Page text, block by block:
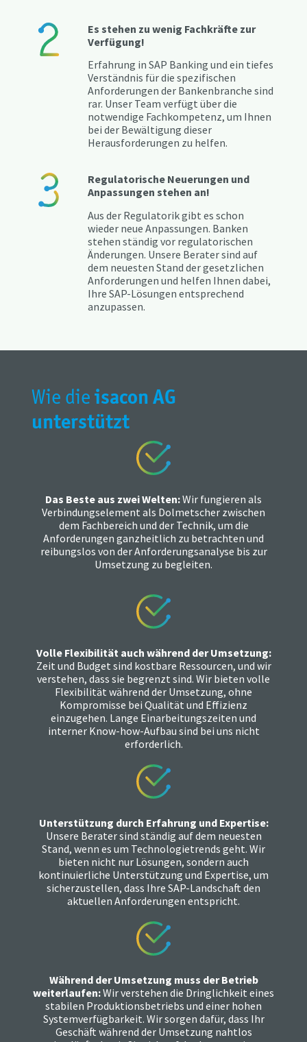
Es stehen zu wenig Fachkräfte zur
Verfügung!
Erfahrung in SAP Banking und ein tiefes
Verständnis für die spezifischen
Anforderungen der Bankenbranche sind
rar. Unser Team verfügt über die
notwendige Fachkompetenz, um Ihnen
bei der Bewältigung dieser
Herausforderungen zu helfen.
Regulatorische Neuerungen und
Anpassungen stehen an!
Aus der Regulatorik gibt es schon
wieder neue Anpassungen. Banken
stehen ständig vor regulatorischen
Änderungen. Unsere Berater sind auf
dem neuesten Stand der gesetzlichen
Anforderungen und helfen Ihnen dabei,
Ihre SAP-Lösungen entsprechend
anzupassen.
Wie die isacon AG
unterstützt
Das Beste aus zwei Welten:Wir fungieren als
Verbindungselement als Dolmetscher zwischen
dem Fachbereich und der Technik, um die
Anforderungen ganzheitlich zu betrachten und
reibungslos von der Anforderungsanalyse bis zur
Umsetzung zu begleiten.
Volle Flexibilität auch während der Umsetzung:
Zeit und Budget sind kostbare Ressourcen, und wir
verstehen, dass sie begrenzt sind. Wir bieten volle
Flexibilität während der Umsetzung, ohne
Kompromisse bei Qualität und Effizienz
einzugehen. Lange Einarbeitungszeiten und
interner Know-how-Aufbau sind bei uns nicht
erforderlich.
Unterstützung durch Erfahrung und Expertise:
Unsere Berater sind ständig auf dem neuesten
Stand, wenn es um Technologietrends geht. Wir
bieten nicht nur Lösungen, sondern auch
kontinuierliche Unterstützung und Expertise, um
sicherzustellen, dass Ihre SAP-Landschaft den
aktuellen Anforderungen entspricht.
Während der Umsetzung muss der Betrieb
weiterlaufen:Wir verstehen die Dringlichkeit eines
stabilen Produktionsbetriebs und einer hohen
Systemverfügbarkeit. Wir sorgen dafür, dass Ihr
Geschäft während der Umsetzung nahtlos